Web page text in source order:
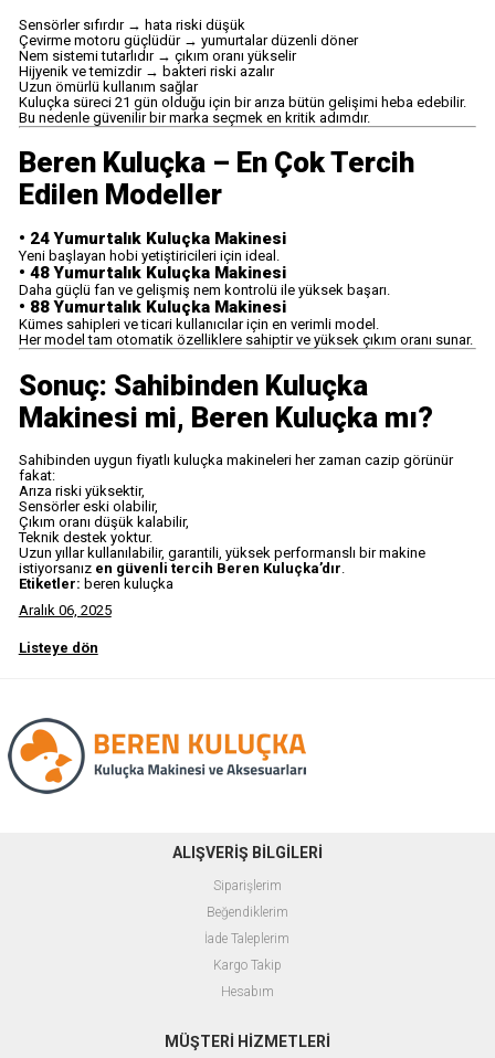
Sensörler sıfırdır → hata riski düşük
Çevirme motoru güçlüdür → yumurtalar düzenli döner
Nem sistemi tutarlıdır → çıkım oranı yükselir
Hijyenik ve temizdir → bakteri riski azalır
Uzun ömürlü kullanım sağlar
Kuluçka süreci 21 gün olduğu için bir arıza bütün gelişimi heba edebilir.
Bu nedenle güvenilir bir marka seçmek en kritik adımdır.
Beren Kuluçka – En Çok Tercih
Edilen Modeller
• 24 Yumurtalık Kuluçka Makinesi
Yeni başlayan hobi yetiştiricileri için ideal.
• 48 Yumurtalık Kuluçka Makinesi
Daha güçlü fan ve gelişmiş nem kontrolü ile yüksek başarı.
• 88 Yumurtalık Kuluçka Makinesi
Kümes sahipleri ve ticari kullanıcılar için en verimli model.
Her model tam otomatik özelliklere sahiptir ve yüksek çıkım oranı sunar.
Sonuç: Sahibinden Kuluçka
Makinesi mi, Beren Kuluçka mı?
Sahibinden uygun fiyatlı kuluçka makineleri her zaman cazip görünür
fakat:
Arıza riski yüksektir,
Sensörler eski olabilir,
Çıkım oranı düşük kalabilir,
Teknik destek yoktur.
Uzun yıllar kullanılabilir, garantili, yüksek performanslı bir makine
istiyorsanız en güvenli tercih Beren Kuluçka’dır.
Etiketler: beren kuluçka
Aralık 06, 2025
Listeye dön
ALIŞVERİŞ BİLGİLERİ
Siparişlerim
Beğendiklerim
İade Taleplerim
Kargo Takip
Hesabım
MÜŞTERİ HİZMETLERİ